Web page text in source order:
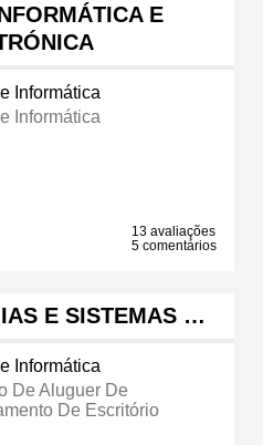
E
Informática
Informática
13 avaliações
5 comentários
E SISTEMAS …
Informática
De Aluguer De
De Escritório